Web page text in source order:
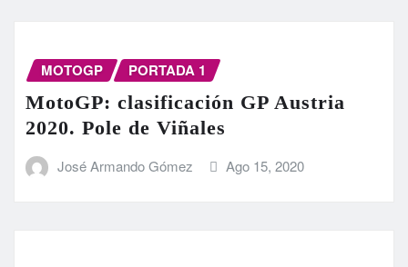
MOTOGP PORTADA 1
MotoGP: clasificación GP Austria
2020. Pole de Viñales
José Armando Gómez Ago 15, 2020